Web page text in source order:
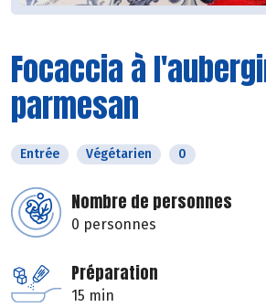
Focaccia à
parmesan
Entrée Végétarien 0
Nombre de personnes
0 personnes
Préparation
15 min